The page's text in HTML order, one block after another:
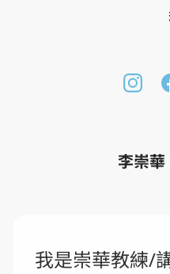
李崇
我是崇華教練/